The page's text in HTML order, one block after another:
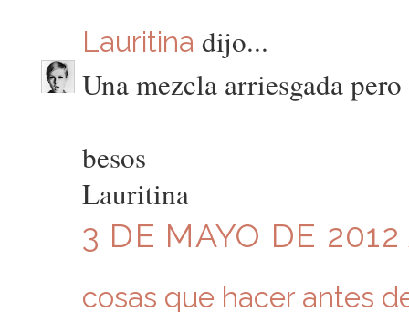
Lauritina dijo...
Una mezcla arriesgada
besos
Lauritina
3 DE MAYO DE
cosas que hacer antes